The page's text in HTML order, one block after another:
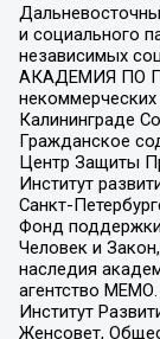
и социального
независимых
АКАДЕМИЯ ПО
Калининграде
Гражданское
Центр Защиты
Институт
Санкт-
Фонд
Человек и
наследия
агентство
Институт
Женсовет,